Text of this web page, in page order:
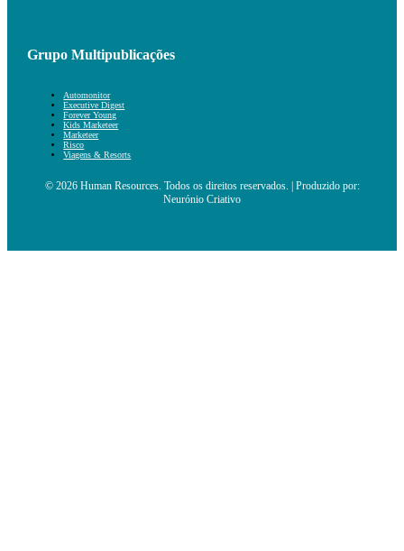
Grupo Multipublicações
Automonitor
Executive Digest
Forever Young
Kids Marketeer
Marketeer
Risco
Viagens & Resorts
© 2026 Human Resources. Todos os direitos reservados. | Produzido por:
Neurónio Criativo